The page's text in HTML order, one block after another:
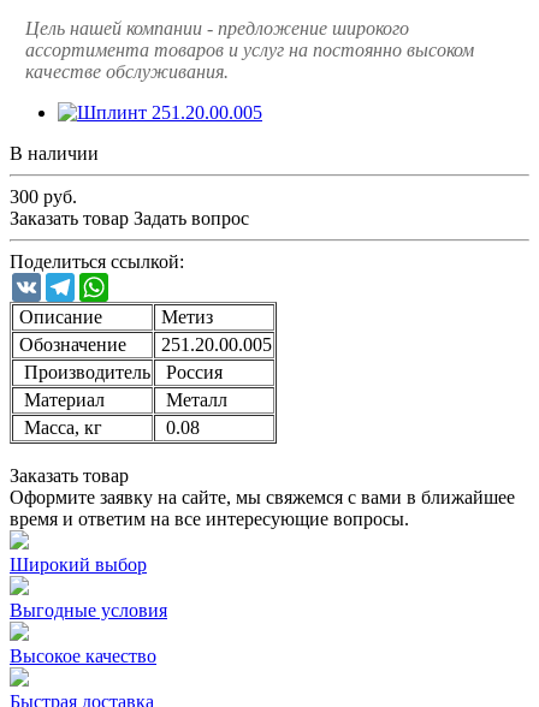
Цель нашей компании - предложение широкого
ассортимента товаров и услуг на постоянно высоком
качестве обслуживания.
В наличии
300 руб.
Заказать товар Задать вопрос
Поделиться ссылкой:
VK Telegram
Описание
Метиз
Обозначение
251.20.00.005
Производитель
Россия
Материал
Металл
Масса, кг
0.08
Заказать товар
Оформите заявку на сайте, мы свяжемся с вами в ближайшее
время и ответим на все интересующие вопросы.
Широкий выбор
Выгодные условия
Высокое качество
Быстрая доставка